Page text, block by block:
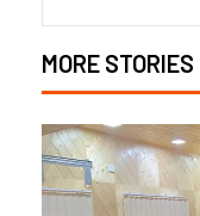
MORE STORIES